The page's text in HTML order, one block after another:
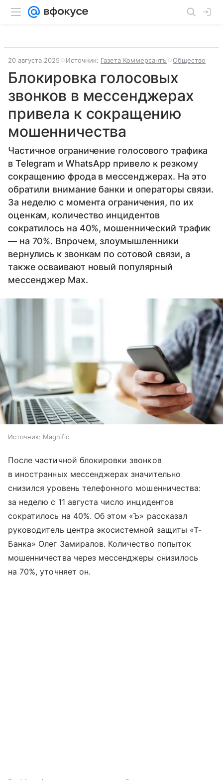
20 августа 2025 Источник: Газета Коммерсантъ Общество
Блокировка голосовых
звонков в мессенджерах
привела к сокращению
мошенничества
Частичное ограничение голосового трафика
в Telegram и WhatsApp привело к резкому
сокращению фрода в мессенджерах. На это
обратили внимание банки и операторы связи.
За неделю с момента ограничения, по их
оценкам, количество инцидентов
сократилось на 40%, мошеннический трафик
— на 70%. Впрочем, злоумышленники
вернулись к звонкам по сотовой связи, а
также осваивают новый популярный
мессенджер Max.
Источник: Magnific
После частичной блокировки звонков
в иностранных мессенджерах значительно
снизился уровень телефонного мошенничества:
за неделю с 11 августа число инцидентов
сократилось на 40%. Об этом «Ъ» рассказал
руководитель центра экосистемной защиты «Т-
Банка» Олег Замиралов. Количество попыток
мошенничества через мессенджеры снизилось
на 70%, уточняет он.